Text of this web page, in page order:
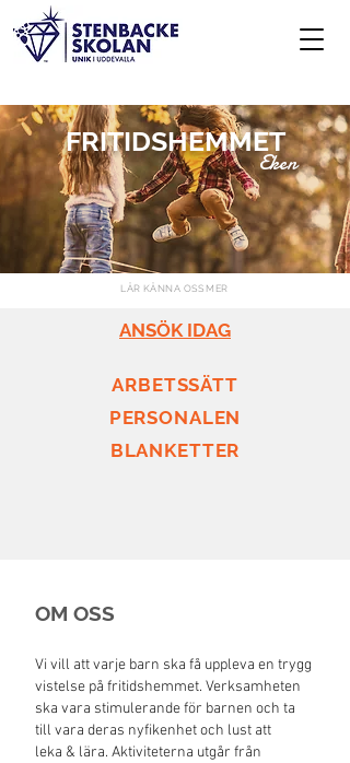
FRITIDSHEMMET
Eken
LÄR KÄNNA OSS MER
ANSÖK IDAG
ARBETSSÄTT
PERSONALEN
BLANKETTER
OM OSS
Vi vill att varje barn ska få uppleva en trygg
vistelse på fritidshemmet. Verksamheten
ska vara stimulerande för barnen och ta
till vara deras nyfikenhet och lust att
leka & lära. Aktiviteterna utgår från